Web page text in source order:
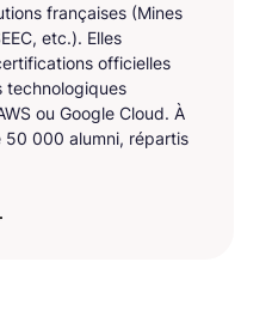
françaises (Mines
etc.). Elles
officielles
technologiques
ou Google Cloud. À
50 000 alumni, répartis